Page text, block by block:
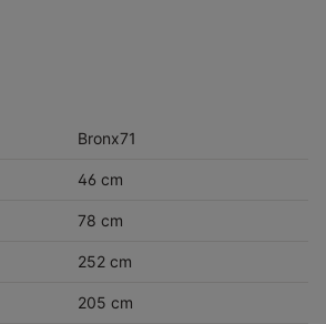
Bronx71
46 cm
78 cm
252 cm
205 cm